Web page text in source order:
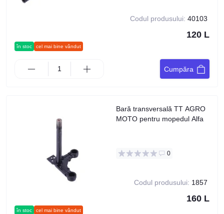
în stoc cel mai bine vândut
Codul produsului: 40103
120 L
Cumpăra
în stoc cel mai bine vândut
Bară transversală TT AGRO
MOTO pentru mopedul Alfa
0
Codul produsului: 1857
160 L